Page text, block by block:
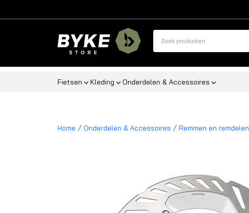
Fietsen Kleding Onderdelen & Accessoires
Home / Onderdelen & Accessoires / Remmen en remdelen